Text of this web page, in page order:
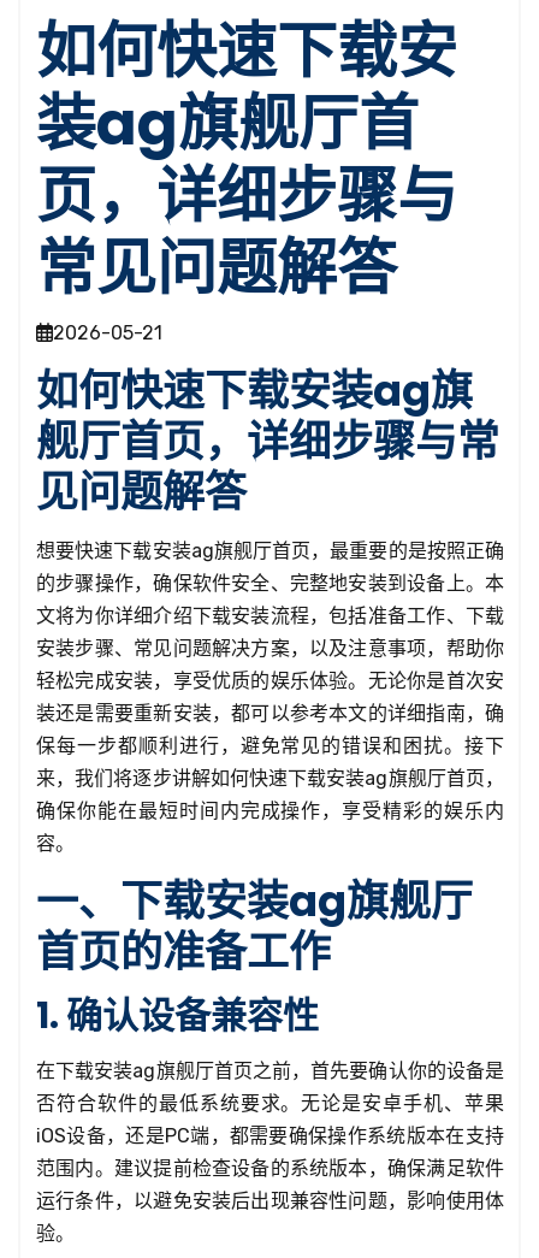
如何快速下载安
装ag旗舰厅首
页，详细步骤与
常见问题解答
2026-05-21
如何快速下载安装ag旗
舰厅首页，详细步骤与常
见问题解答
想要快速下载安装ag旗舰厅首页，最重要的是按照正确
的步骤操作，确保软件安全、完整地安装到设备上。本
文将为你详细介绍下载安装流程，包括准备工作、下载
安装步骤、常见问题解决方案，以及注意事项，帮助你
轻松完成安装，享受优质的娱乐体验。无论你是首次安
装还是需要重新安装，都可以参考本文的详细指南，确
保每一步都顺利进行，避免常见的错误和困扰。接下
来，我们将逐步讲解如何快速下载安装ag旗舰厅首页，
确保你能在最短时间内完成操作，享受精彩的娱乐内
容。
一、下载安装ag旗舰厅
首页的准备工作
1. 确认设备兼容性
在下载安装ag旗舰厅首页之前，首先要确认你的设备是
否符合软件的最低系统要求。无论是安卓手机、苹果
iOS设备，还是PC端，都需要确保操作系统版本在支持
范围内。建议提前检查设备的系统版本，确保满足软件
运行条件，以避免安装后出现兼容性问题，影响使用体
验。